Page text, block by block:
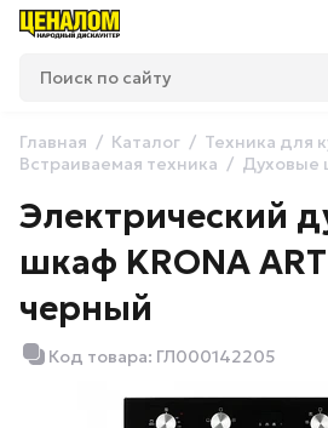
Главная Каталог
Техника для
Встраиваемая техника
Духовые
Электрический
шкаф KRONA
черный
Код товара: ГЛ000142205